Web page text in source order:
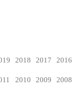
2018 2017 2016
2010 2009 2008